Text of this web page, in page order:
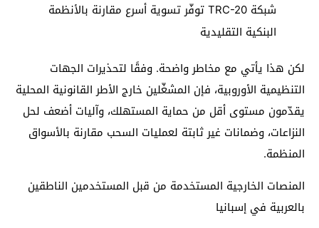
شبكة TRC-20 توفّر تسوية أسرع مقارنة بالأنظمة
البنكية التقليدية
لكن هذا يأتي مع مخاطر واضحة. وفقًا لتحذيرات الجهات
التنظيمية الأوروبية، فإن المشغّلين خارج الأطر القانونية المحلية
يقدّمون مستوى أقل من حماية المستهلك، وآليات أضعف لحل
النزاعات، وضمانات غير ثابتة لعمليات السحب مقارنة بالأسواق
المنظمة.
المنصات الخارجية المستخدمة من قبل المستخدمين الناطقين
بالعربية في إسبانيا